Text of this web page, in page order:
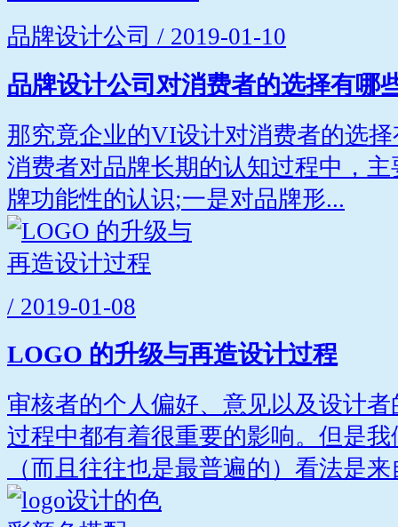
品牌设计公司 / 2019-01-10
品牌设计公司对消费者的选择有哪
那究竟企业的VI设计对消费者的选
消费者对品牌长期的认知过程中，
牌功能性的认识;一是对品牌形...
/ 2019-01-08
LOGO 的升级与再造设计过程
审核者的个人偏好、意见以及设计
过程中都有着很重要的影响。但是
（而且往往也是最普遍的）看法是来